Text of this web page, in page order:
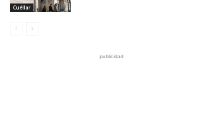
Cuéllar
publicidad